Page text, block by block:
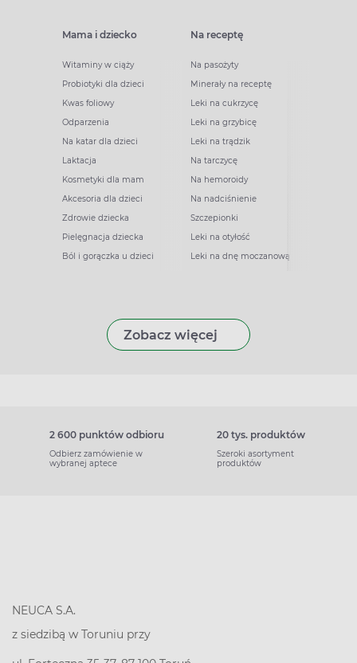
Mama i dziecko
Witaminy w ciąży
Probiotyki dla dzieci
Kwas foliowy
Odparzenia
Na katar dla dzieci
Laktacja
Kosmetyki dla mam
Akcesoria dla dzieci
Zdrowie dziecka
Pielęgnacja dziecka
Ból i gorączka u dzieci
Na receptę
Na pasożyty
Minerały na receptę
Leki na cukrzycę
Leki na grzybicę
Leki na trądzik
Na tarczycę
Na hemoroidy
Na nadciśnienie
Szczepionki
Leki na otyłość
Leki na dnę moczanową
Zobacz więcej
2 600 punktów odbioru
Odbierz zamówienie w
wybranej aptece
20 tys. produktów
Szeroki asortyment
produktów
NEUCA S.A.
z siedzibą w Toruniu przy